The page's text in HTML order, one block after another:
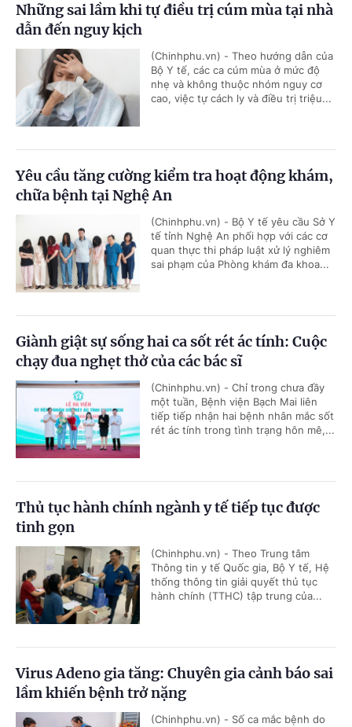
Những sai lầm khi tự điều trị cúm mùa tại nhà
dẫn đến nguy kịch
(Chinhphu.vn) - Theo hướng dẫn của
Bộ Y tế, các ca cúm mùa ở mức độ
nhẹ và không thuộc nhóm nguy cơ
cao, việc tự cách ly và điều trị triệu...
Yêu cầu tăng cường kiểm tra hoạt động khám,
chữa bệnh tại Nghệ An
(Chinhphu.vn) - Bộ Y tế yêu cầu Sở Y
tế tỉnh Nghệ An phối hợp với các cơ
quan thực thi pháp luật xử lý nghiêm
sai phạm của Phòng khám đa khoa...
Giành giật sự sống hai ca sốt rét ác tính: Cuộc
chạy đua nghẹt thở của các bác sĩ
(Chinhphu.vn) - Chỉ trong chưa đầy
một tuần, Bệnh viện Bạch Mai liên
tiếp tiếp nhận hai bệnh nhân mắc sốt
rét ác tính trong tình trạng hôn mê,...
Thủ tục hành chính ngành y tế tiếp tục được
tinh gọn
(Chinhphu.vn) - Theo Trung tâm
Thông tin y tế Quốc gia, Bộ Y tế, Hệ
thống thông tin giải quyết thủ tục
hành chính (TTHC) tập trung của...
Virus Adeno gia tăng: Chuyên gia cảnh báo sai
lầm khiến bệnh trở nặng
(Chinhphu.vn) - Số ca mắc bệnh do